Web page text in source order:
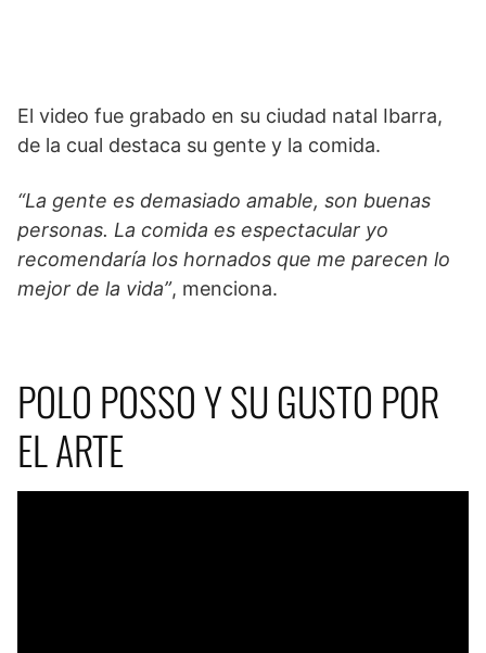
El video fue grabado en su ciudad natal Ibarra,
de la cual destaca su gente y la comida.
“La gente es demasiado amable, son buenas
personas. La comida es espectacular yo
recomendaría los hornados que me parecen lo
mejor de la vida”, menciona.
POLO POSSO Y SU GUSTO POR
EL ARTE